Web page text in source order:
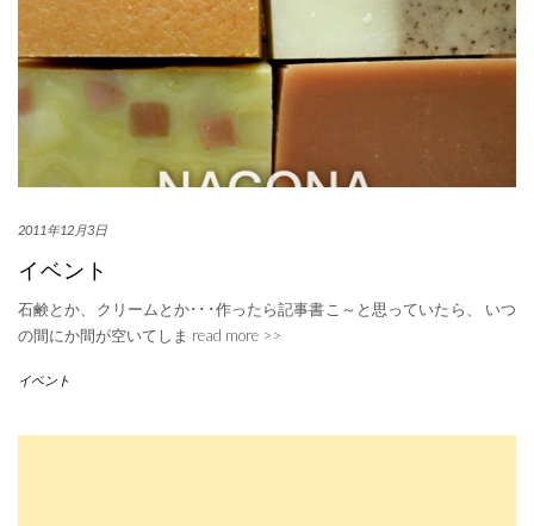
2011年12月3日
イベント
石鹸とか、クリームとか･･･作ったら記事書こ～と思っていたら、 いつ
の間にか間が空いてしま read more >>
イベント